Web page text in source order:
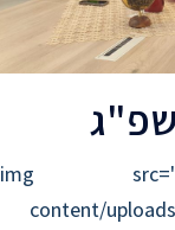
<img
content/